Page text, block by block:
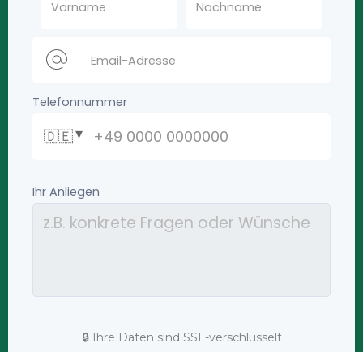
🔒 Ihre Daten sind SSL-verschlüsselt